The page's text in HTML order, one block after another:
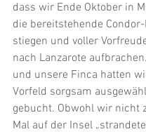
dass wir Ende Oktober in
die bereitstehende
stiegen und voller
nach Lanzarote
und unsere Finca hatten
Vorfeld sorgsam
gebucht. Obwohl wir nicht
Mal auf der Insel